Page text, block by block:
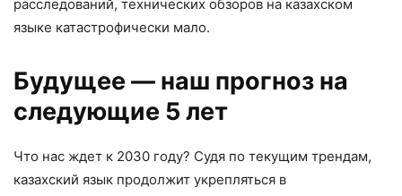
расследований, технических обзоров на казахском
языке катастрофически мало.
Будущее — наш прогноз на
следующие 5 лет
Что нас ждет к 2030 году? Судя по текущим трендам,
казахский язык продолжит укрепляться в